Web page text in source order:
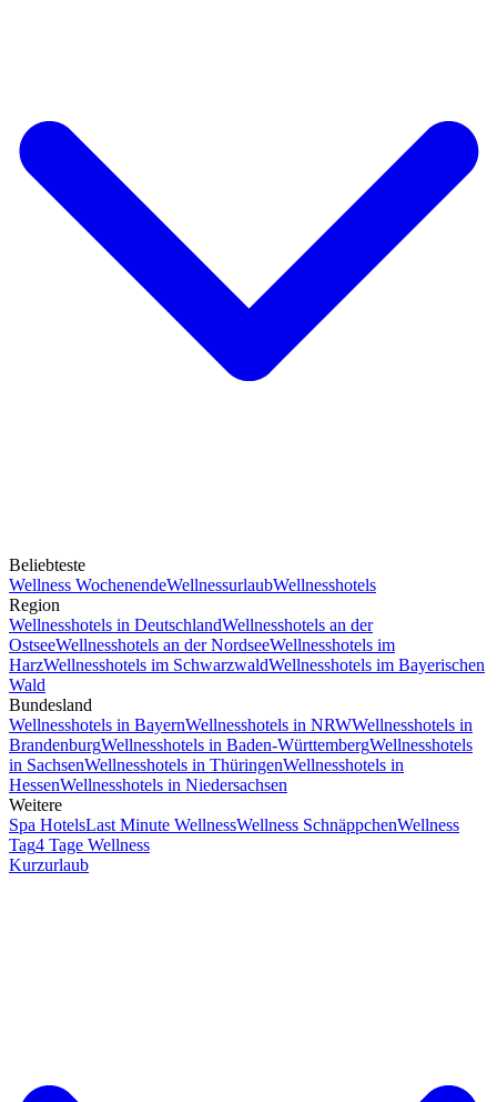
Beliebteste
Wellness WochenendeWellnessurlaubWellnesshotels
Region
Wellnesshotels in DeutschlandWellnesshotels an der
OstseeWellnesshotels an der NordseeWellnesshotels im
HarzWellnesshotels im SchwarzwaldWellnesshotels im Bayerischen
Wald
Bundesland
Wellnesshotels in BayernWellnesshotels in NRWWellnesshotels in
BrandenburgWellnesshotels in Baden-WürttembergWellnesshotels
in SachsenWellnesshotels in ThüringenWellnesshotels in
HessenWellnesshotels in Niedersachsen
Weitere
Spa HotelsLast Minute WellnessWellness SchnäppchenWellness
Tag4 Tage Wellness
Kurzurlaub